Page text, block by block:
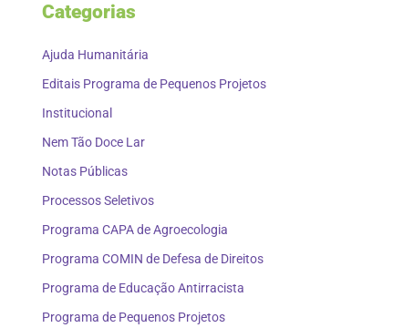
Categorias
Ajuda Humanitária
Editais Programa de Pequenos Projetos
Institucional
Nem Tão Doce Lar
Notas Públicas
Processos Seletivos
Programa CAPA de Agroecologia
Programa COMIN de Defesa de Direitos
Programa de Educação Antirracista
Programa de Pequenos Projetos